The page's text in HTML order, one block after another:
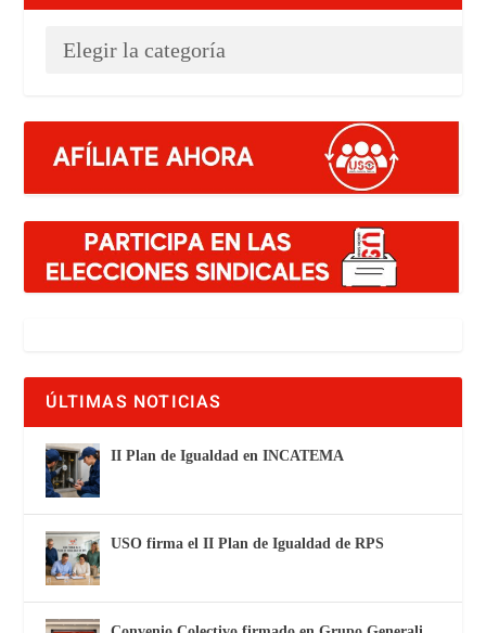
ÚLTIMAS NOTICIAS
II Plan de Igualdad en INCATEMA
USO firma el II Plan de Igualdad de RPS